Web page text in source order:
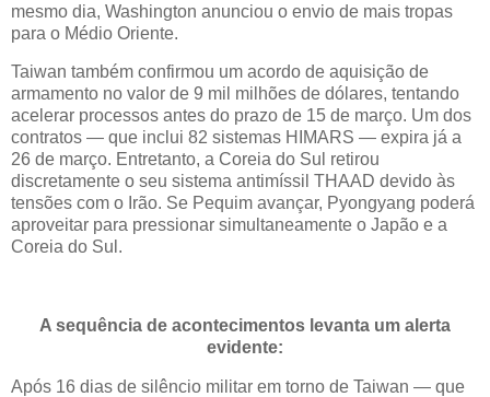
mesmo dia, Washington anunciou o envio de mais tropas
para o Médio Oriente.
Taiwan também confirmou um acordo de aquisição de
armamento no valor de 9 mil milhões de dólares, tentando
acelerar processos antes do prazo de 15 de março. Um dos
contratos — que inclui 82 sistemas HIMARS — expira já a
26 de março. Entretanto, a Coreia do Sul retirou
discretamente o seu sistema antimíssil THAAD devido às
tensões com o Irão. Se Pequim avançar, Pyongyang poderá
aproveitar para pressionar simultaneamente o Japão e a
Coreia do Sul.
A sequência de acontecimentos levanta um alerta
evidente:
Após 16 dias de silêncio militar em torno de Taiwan — que